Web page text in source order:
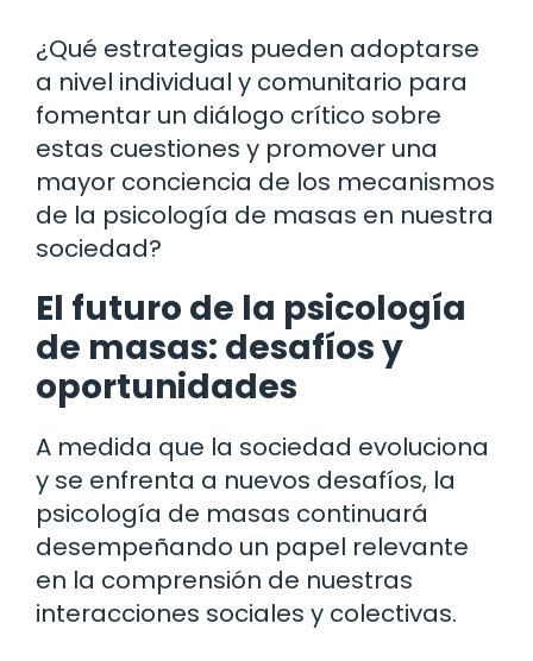
¿Qué estrategias pueden adoptarse
a nivel individual y comunitario para
fomentar un diálogo crítico sobre
estas cuestiones y promover una
mayor conciencia de los mecanismos
de la psicología de masas en nuestra
sociedad?
El futuro de la psicología
de masas: desafíos y
oportunidades
A medida que la sociedad evoluciona
y se enfrenta a nuevos desafíos, la
psicología de masas continuará
desempeñando un papel relevante
en la comprensión de nuestras
interacciones sociales y colectivas.